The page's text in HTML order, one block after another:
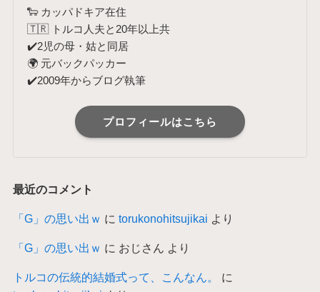
🐑 カッパドキア在住
🇹🇷 トルコ人夫と20年以上共
✔️2児の母・姑と同居
🌍 元バックパッカー
✔️2009年からブログ執筆
プロフィールはこちら
最近のコメント
「G」の思い出ｗ に torukonohitsujikai より
「G」の思い出ｗ に おじさん より
トルコの伝統的結婚式って、こんなん。
に